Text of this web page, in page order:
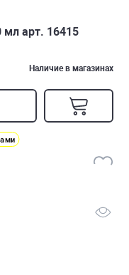
мл арт. 16415
Наличие в магазинах